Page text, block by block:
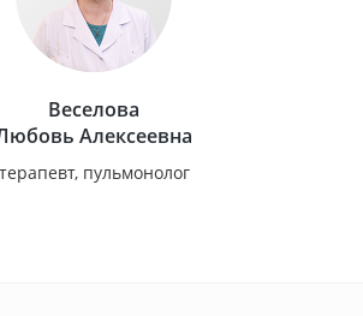
Веселова
Алексеевна
терапевт, пульмонолог